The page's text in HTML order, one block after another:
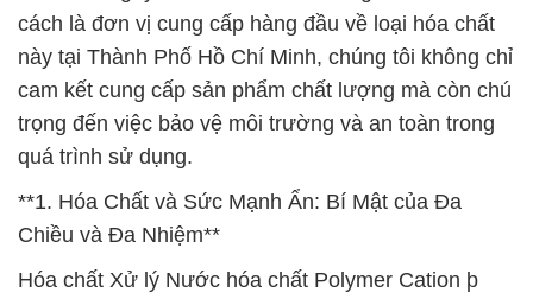
cách là đơn vị cung cấp hàng đầu về loại hóa chất
này tại Thành Phố Hồ Chí Minh, chúng tôi không chỉ
cam kết cung cấp sản phẩm chất lượng mà còn chú
trọng đến việc bảo vệ môi trường và an toàn trong
quá trình sử dụng.
**1. Hóa Chất và Sức Mạnh Ẩn: Bí Mật của Đa
Chiều và Đa Nhiệm**
Hóa chất Xử lý Nước hóa chất Polymer Cation þ